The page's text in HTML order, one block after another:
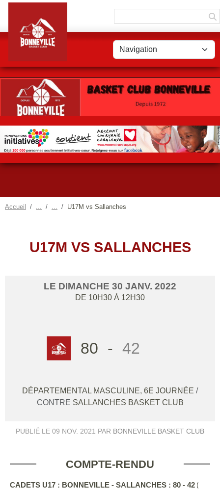
Accueil U17M vs Sallanches
U17M VS SALLANCHES
LE DIMANCHE 30 JANV. 2022
DE 10H30 À 12H30
80 - 42
DÉPARTEMENTAL MASCULINE, 6E JOURNÉE /
CONTRE SALLANCHES BASKET CLUB
PUBLIÉ LE 09 NOV. 2021 PAR BONNEVILLE BASKET CLUB
COMPTE-RENDU
CADETS U17 : BONNEVILLE - SALLANCHES : 80 - 42 (